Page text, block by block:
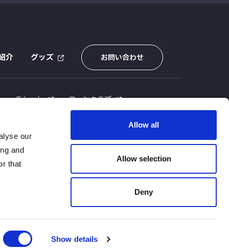
our
and
that
Show details
Allow all
Allow selection
Deny
介 グッズ お問い合わせ
チケット ファンクラブ